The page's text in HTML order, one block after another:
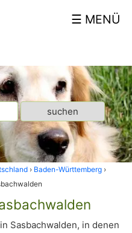
Baden-Württemberg
Sasbachwalden, in denen